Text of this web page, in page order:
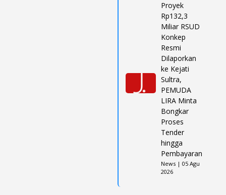
Proyek
Rp132,3
Miliar RSUD
Konkep
Resmi
Dilaporkan
ke Kejati
Sultra,
PEMUDA
LIRA Minta
Bongkar
Proses
Tender
hingga
Pembayaran
News | 05 Agu
2026